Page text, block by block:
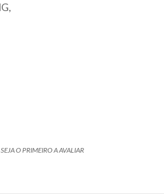
SEJA O PRIMEIRO A AVALIAR